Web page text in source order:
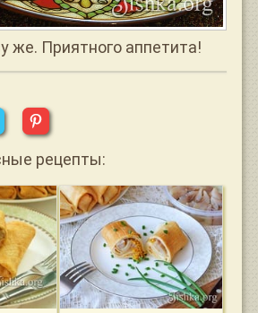
же. Приятного аппетита!
рецепты: